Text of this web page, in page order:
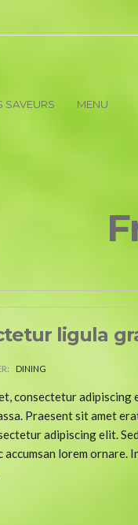
SAVEURS MENU
ligula
DINING
consectetur
Praesent sit amet
adipiscing elit.
lorem ornare.